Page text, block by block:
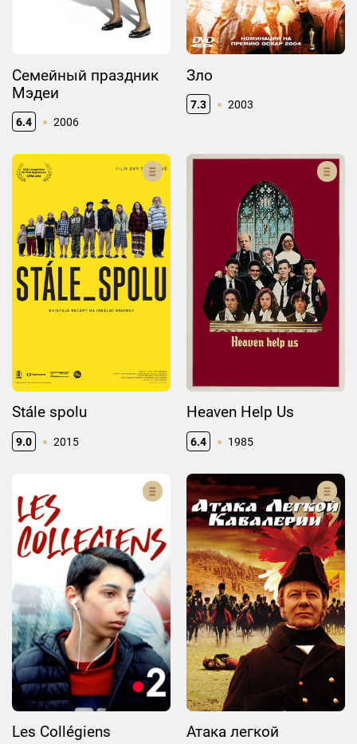
Семейный праздник
Мэдеи
6.4 2006
Зло
7.3 2003
Stále spolu
9.0 2015
Heaven Help Us
6.4 1985
Les Collégiens
Атака легкой